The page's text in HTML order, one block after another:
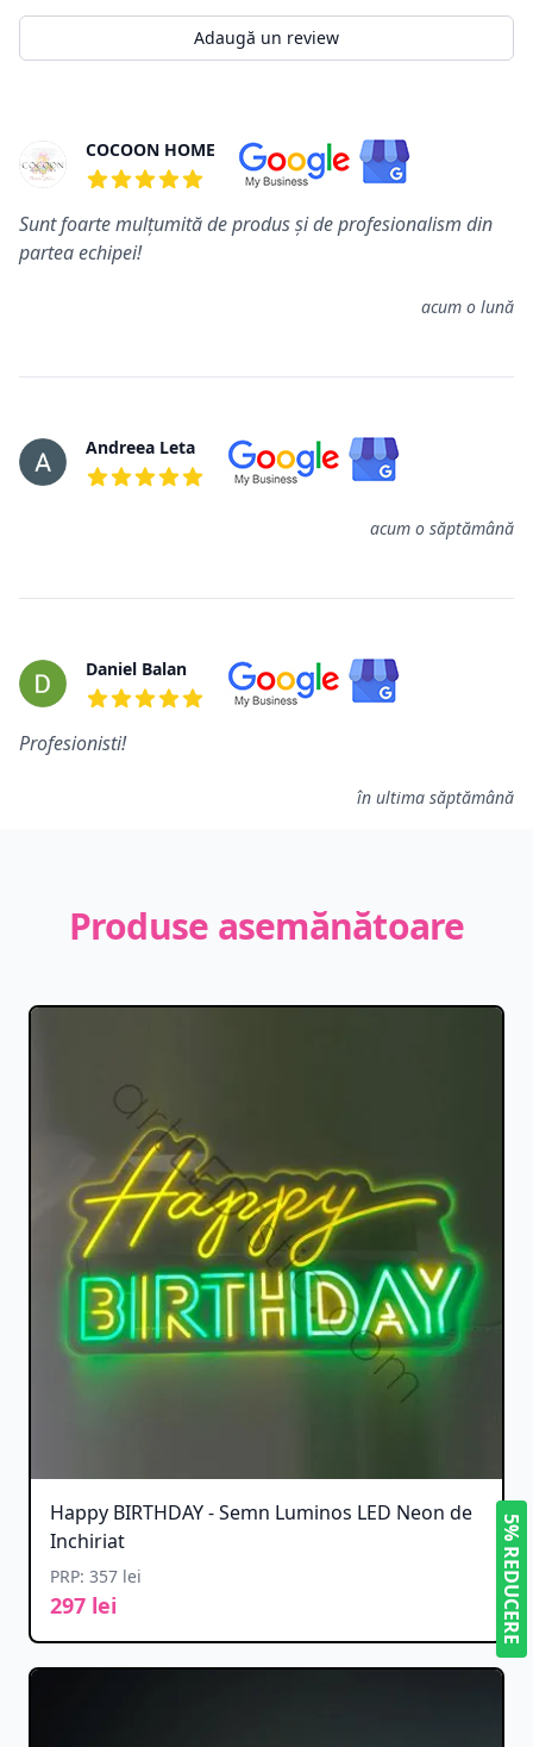
Adaugă un review
Review-uriCOCOON HOME
Sunt foarte mulțumită de produs și de profesionalism din
partea echipei!
acum o lună
Andreea Leta
acum o săptămână
Daniel Balan
Profesionisti!
în ultima săptămână
Produse asemănătoare
Happy BIRTHDAY - Semn Luminos LED Neon de
Inchiriat
PRP: 357 lei
297 lei 5% REDUCERE